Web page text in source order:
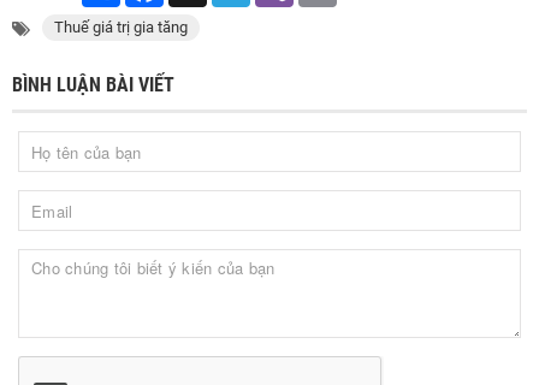
Thuế giá trị gia tăng
BÌNH LUẬN BÀI VIẾT